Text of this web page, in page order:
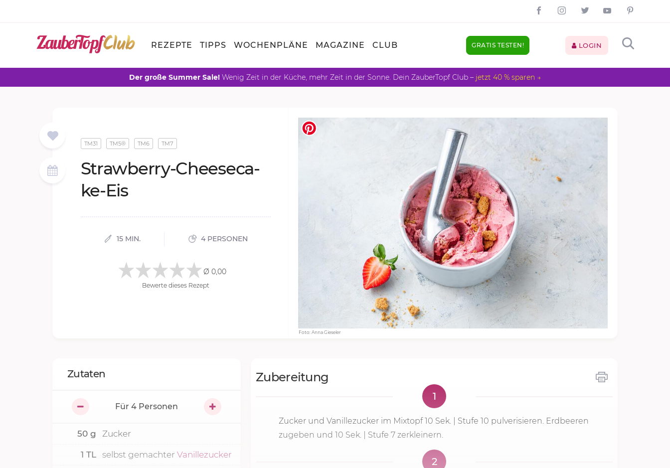
REZEPTE TIPPS WOCHENPLÄNE MAGAZINE CLUB GRATIS TESTEN! LOGIN
Der große Summer Sale! Wenig Zeit in der Küche, mehr Zeit in der Sonne. Dein ZauberTopf Club – jetzt 40 % sparen →
Foto: Anna Gieseler
TM31 TM5® TM6 TM7
Stra­w­ber­ry-Chee­se­ca­
ke-Eis
15 MIN. 4 PERSONEN
Ø 0,00
Bewerte dieses Rezept
Zubereitung
1
Zucker und Vanillezucker im Mixtopf10 Sek.
| Stufe 10 pulverisieren. Erdbeeren
zugeben und 10 Sek. Stufe 7 zerkleinern.
2
Zutaten
Für 4 Personen
50 g Zucker
1 TL selbst gemachter Vanillezucker